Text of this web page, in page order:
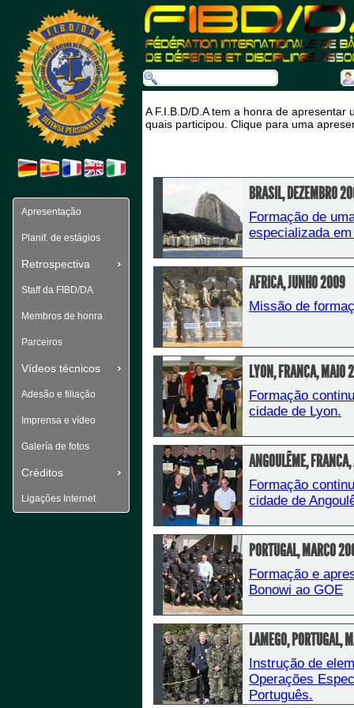
Apresentação
Planif. de estágios
Retrospectiva
Staff da FIBD/DA
Membros de honra
Parceiros
Vídeos técnicos
Adesão e filiação
Imprensa e vídeo
Galería de fotos
Créditos
Ligações Internet
A F.I.B.D/D.A tem a honra de
quais participou. Clique para uma
BRASIL, DEZEMBRO
Formação de
especializada
AFRICA, JUNHO 2009
Missão de
LYON, FRANÇA, MAIO
Formação
cidade de Lyon.
ANGOULÊME,
Formação
cidade de
PORTUGAL, MARÇO
Formação e
Bonowi ao GOE
LAMEGO, PORTUGAL,
Instrução de
Operações
Português.